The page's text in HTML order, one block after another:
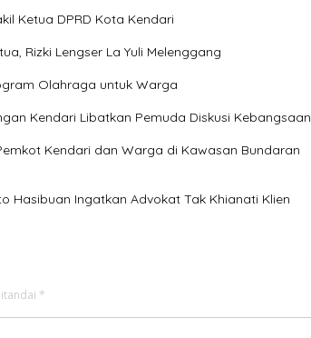
Ketua DPRD Kota Kendari
Rizki Lengser La Yuli Melenggang
Olahraga untuk Warga
Kendari Libatkan Pemuda Diskusi Kebangsaan
Kendari dan Warga di Kawasan Bundaran
Hasibuan Ingatkan Advokat Tak Khianati Klien
*